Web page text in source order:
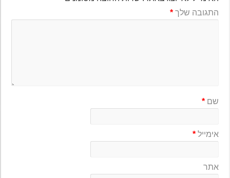
התגובה שלך*
שם*
אימייל*
אתר